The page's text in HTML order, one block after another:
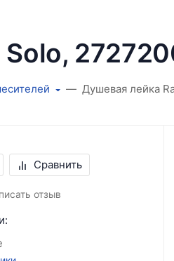
Душевая лейка
Сравнить
отзыв